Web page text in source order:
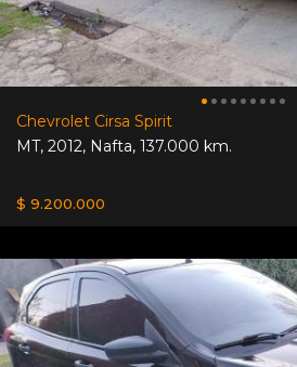
Chevrolet Cirsa Spirit
MT, 2012, Nafta, 137.000 km.
$ 9.200.000